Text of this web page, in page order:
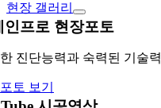
현장 갤러리
인프로 현장포토
진단능력과 숙력된 기술력
토 보기